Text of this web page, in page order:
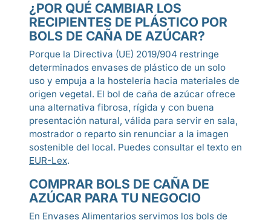
¿POR QUÉ CAMBIAR LOS
RECIPIENTES DE PLÁSTICO POR
BOLS DE CAÑA DE AZÚCAR?
Porque la Directiva (UE) 2019/904 restringe
determinados envases de plástico de un solo
uso y empuja a la hostelería hacia materiales de
origen vegetal. El bol de caña de azúcar ofrece
una alternativa fibrosa, rígida y con buena
presentación natural, válida para servir en sala,
mostrador o reparto sin renunciar a la imagen
sostenible del local. Puedes consultar el texto en
EUR-Lex.
COMPRAR BOLS DE CAÑA DE
AZÚCAR PARA TU NEGOCIO
En Envases Alimentarios servimos los bols de